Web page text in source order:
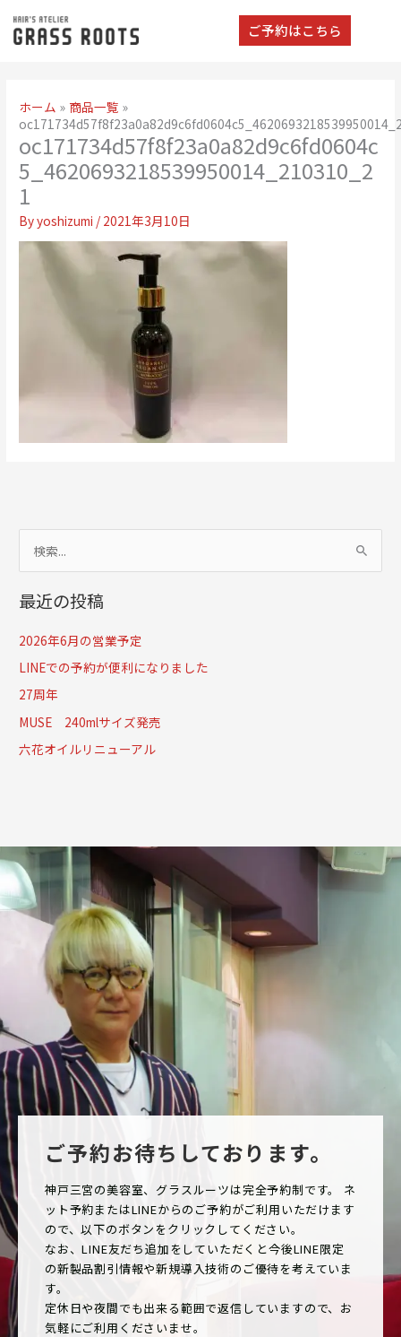
ご予約はこちら
ホーム
商品一覧
oc171734d57f8f23a0a82d9c6fd0604c
5_4620693218539950014_210310_2
1
Byyoshizumi / 2021年3月10日
索
対
:
最近の投稿
2026年6月の営業予定
LINEでの予約が便利になりました
27周年
MUSE 240mlサイズ発売
六花オイルリニューアル
ご予約お待ちしております。
神戸三宮の美容室、グラスルーツは完全予約制です。 ネ
ット予約またはLINEからのご予約がご利用いただけます
ので、以下のボタンをクリックしてください。
なお、LINE友だち追加をしていただくと今後LINE限定
の新製品割引情報や新規導入技術のご優待を考えていま
す。
定休日や夜間でも出来る範囲で返信していますので、お
気軽にご利用くださいませ。